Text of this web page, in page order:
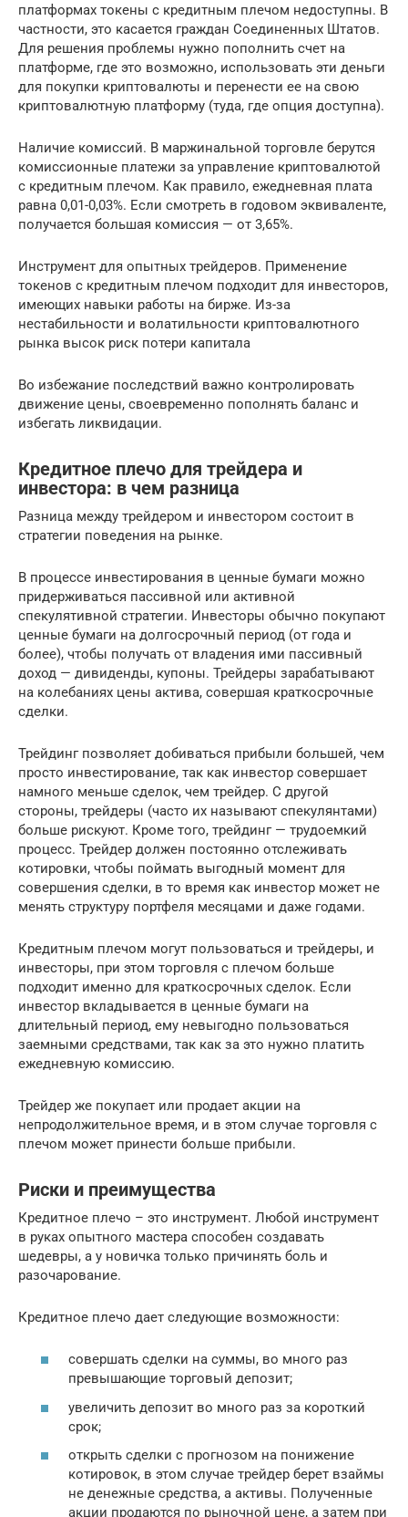
платформах токены с кредитным плечом недоступны. В
частности, это касается граждан Соединенных Штатов.
Для решения проблемы нужно пополнить счет на
платформе, где это возможно, использовать эти деньги
для покупки криптовалюты и перенести ее на свою
криптовалютную платформу (туда, где опция доступна).
Наличие комиссий. В маржинальной торговле берутся
комиссионные платежи за управление криптовалютой
с кредитным плечом. Как правило, ежедневная плата
равна 0,01-0,03%. Если смотреть в годовом эквиваленте,
получается большая комиссия — от 3,65%.
Инструмент для опытных трейдеров. Применение
токенов с кредитным плечом подходит для инвесторов,
имеющих навыки работы на бирже. Из-за
нестабильности и волатильности криптовалютного
рынка высок риск потери капитала
Во избежание последствий важно контролировать
движение цены, своевременно пополнять баланс и
избегать ликвидации.
Кредитное плечо для трейдера и
инвестора: в чем разница
Разница между трейдером и инвестором состоит в
стратегии поведения на рынке.
В процессе инвестирования в ценные бумаги можно
придерживаться пассивной или активной
спекулятивной стратегии. Инвесторы обычно покупают
ценные бумаги на долгосрочный период (от года и
более), чтобы получать от владения ими пассивный
доход — дивиденды, купоны. Трейдеры зарабатывают
на колебаниях цены актива, совершая краткосрочные
сделки.
Трейдинг позволяет добиваться прибыли большей, чем
просто инвестирование, так как инвестор совершает
намного меньше сделок, чем трейдер. С другой
стороны, трейдеры (часто их называют спекулянтами)
больше рискуют. Кроме того, трейдинг — трудоемкий
процесс. Трейдер должен постоянно отслеживать
котировки, чтобы поймать выгодный момент для
совершения сделки, в то время как инвестор может не
менять структуру портфеля месяцами и даже годами.
Кредитным плечом могут пользоваться и трейдеры, и
инвесторы, при этом торговля с плечом больше
подходит именно для краткосрочных сделок. Если
инвестор вкладывается в ценные бумаги на
длительный период, ему невыгодно пользоваться
заемными средствами, так как за это нужно платить
ежедневную комиссию.
Трейдер же покупает или продает акции на
непродолжительное время, и в этом случае торговля с
плечом может принести больше прибыли.
Риски и преимущества
Кредитное плечо – это инструмент. Любой инструмент
в руках опытного мастера способен создавать
шедевры, а у новичка только причинять боль и
разочарование.
Кредитное плечо дает следующие возможности:
совершать сделки на суммы, во много раз
превышающие торговый депозит;
увеличить депозит во много раз за короткий
срок;
открыть сделки с прогнозом на понижение
котировок, в этом случае трейдер берет взаймы
не денежные средства, а активы. Полученные
акции продаются по рыночной цене, а затем при